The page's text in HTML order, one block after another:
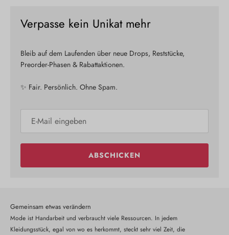
Verpasse kein Unikat mehr
Bleib auf dem Laufenden über neue Drops, Reststücke,
Preorder-Phasen & Rabattaktionen.
✨ Fair. Persönlich. Ohne Spam.
ABSCHICKEN
Gemeinsam etwas verändern
Mode ist Handarbeit und verbraucht viele Ressourcen. In jedem
Kleidungsstück, egal von wo es herkommt, steckt sehr viel Zeit, die